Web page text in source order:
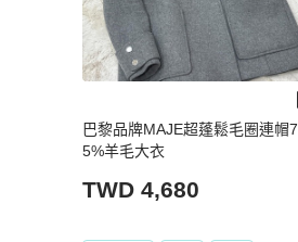
巴黎品牌MAJE超蓬鬆毛圈連帽7
5%羊毛大衣
TWD 4,680